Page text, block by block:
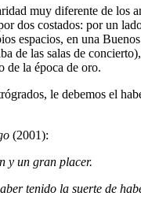
muy diferente de los
dos costados: por un
espacios, en una
de las salas de concierto),
de la época de oro.
le debemos el
(2001):
y un gran placer.
tenido la suerte de